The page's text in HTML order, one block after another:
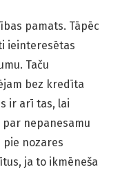
pamats. Tāpēc
ieinteresētas
Taču
bez kredīta
ir arī tas, lai
nepanesamu
pie nozares
ja to ikmēneša